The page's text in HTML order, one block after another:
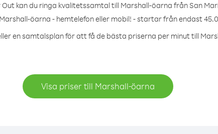
Out kan du ringa kvalitetssamtal till Marshall-öarna från San
öarna - hemtelefon eller mobil! - startar från endast
en samtalsplan för att få de bästa priserna per minut till
Visa priser till Marshall-öarna